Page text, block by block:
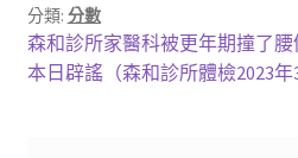
分類: 分數
文
章
上
一
森和診所家醫科被更年期撞了腰
下
本日辟謠（森和診所體檢2023年